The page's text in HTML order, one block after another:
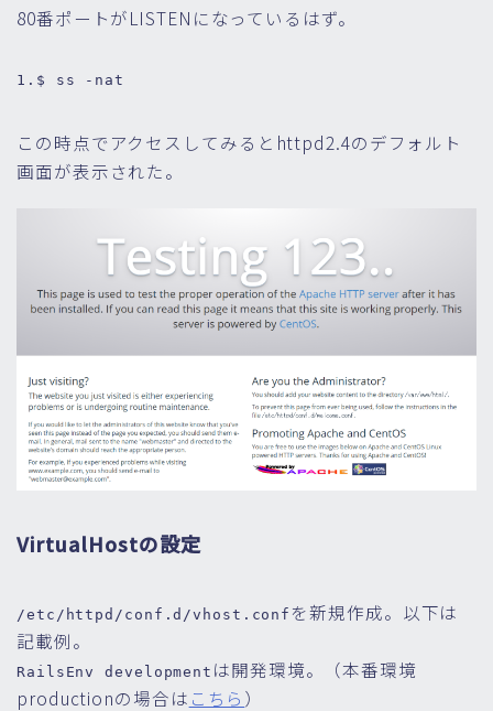
80番ポートがLISTENになっているはず。
1. $ ss -nat
この時点でアクセスしてみるとhttpd2.4のデフォルト
画面が表示された。
VirtualHostの設定
/etc/httpd/conf.d/vhost.conf を新規作成。以下は
記載例。
RailsEnv development は開発環境。（本番環境
productionの場合は こちら ）